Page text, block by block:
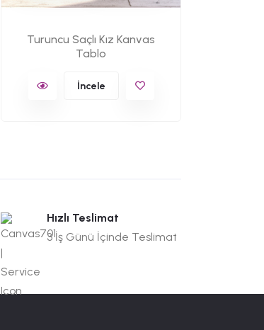
Turuncu Saçlı Kız Kanvas
Tablo
İncele
Hızlı Teslimat
3 İş Günü İçinde Teslimat